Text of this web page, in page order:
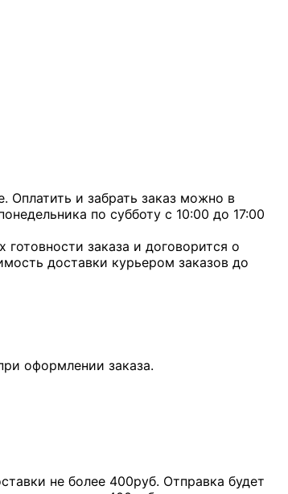
Оплатить и забрать заказ можно в
по субботу с 10:00 до 17:00
заказа и договорится о
доставки курьером заказов до
оформлении заказа.
не более 400руб. Отправка будет